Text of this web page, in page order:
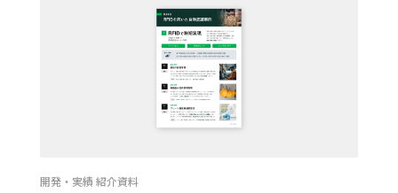
開発・実績 紹介資料